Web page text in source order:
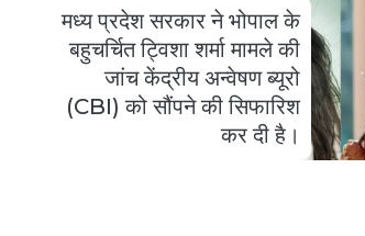
मध्य प्रदेश सरकार ने भोपाल के
बहुचर्चित ट्विशा शर्मा मामले की
जांच केंद्रीय अन्वेषण ब्यूरो
(CBI) को सौंपने की सिफारिश
कर दी है।